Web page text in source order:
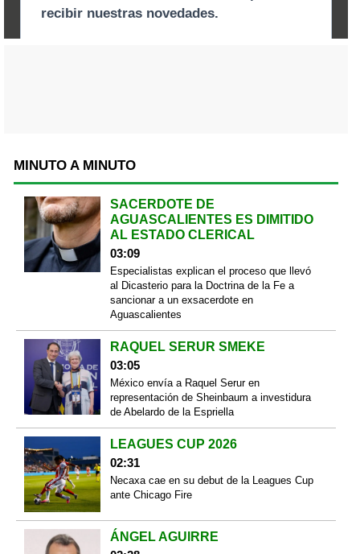
MINUTO A MINUTO
SACERDOTE DE
AGUASCALIENTES ES DIMITIDO
AL ESTADO CLERICAL
03:09
Especialistas explican el proceso que llevó
al Dicasterio para la Doctrina de la Fe a
sancionar a un exsacerdote en
Aguascalientes
RAQUEL SERUR SMEKE
03:05
México envía a Raquel Serur en
representación de Sheinbaum a investidura
de Abelardo de la Espriella
LEAGUES CUP 2026
02:31
Necaxa cae en su debut de la Leagues Cup
ante Chicago Fire
ÁNGEL AGUIRRE